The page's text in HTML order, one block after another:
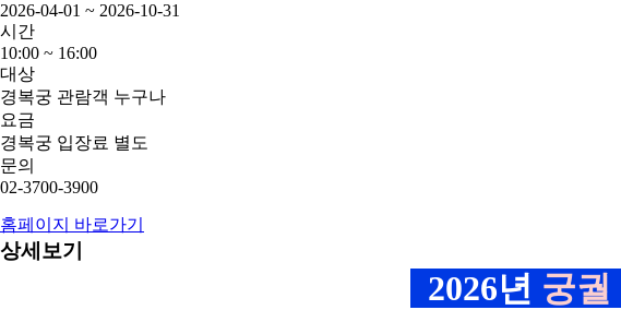
2026-04-01 ~ 2026-10-31
시간
10:00 ~ 16:00
대상
경복궁 관람객 누구나
요금
경복궁 입장료 별도
문의
02-3700-3900
홈페이지 바로가기
상세보기
2026년 궁궐